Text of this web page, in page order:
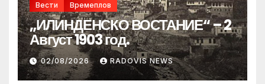
Вести Времеплов
„ИЛИНДЕНСКО ВОСТАНИЕ“ – 2
Август 1903 год.
02/08/2026 RADOVIS NEWS